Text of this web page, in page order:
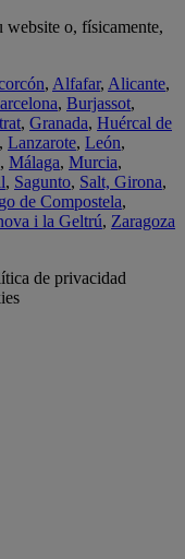
website o, físicamente,
, Alfafar, Alicante,
, Burjassot,
, Granada, Huércal de
, Lanzarote, León,
, Málaga, Murcia,
, Sagunto, Salt, Girona,
de Compostela,
i la Geltrú, Zaragoza
de privacidad